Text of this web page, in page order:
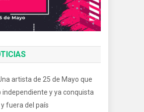
artista de 25 de Mayo que
independiente y ya conquista
fuera del país